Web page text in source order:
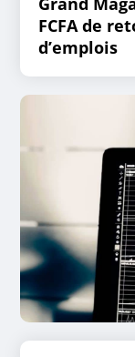
FCFA de
d’emplois